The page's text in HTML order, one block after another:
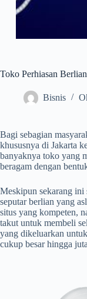
Toko Perhiasan
Bisnis
Bagi sebagian
khususnya di Jakarta
banyaknya toko yang
beragam dengan
Meskipun sekarang ini
seputar berlian yang
situs yang kompeten,
takut untuk membeli
yang dikeluarkan
cukup besar hingga